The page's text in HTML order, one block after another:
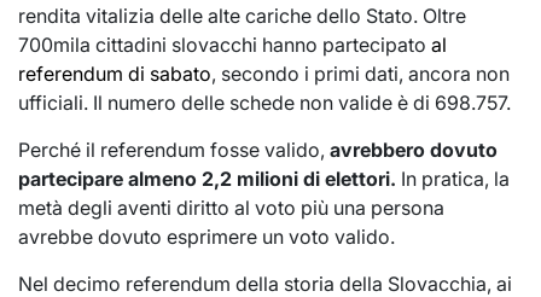
rendita vitalizia delle alte cariche dello Stato. Oltre
700mila cittadini slovacchi hanno partecipato al
referendum di sabato, secondo i primi dati, ancora non
ufficiali. Il numero delle schede non valide è di 698.757.
Perché il referendum fosse valido, avrebbero dovuto
partecipare almeno 2,2 milioni di elettori. In pratica, la
metà degli aventi diritto al voto più una persona
avrebbe dovuto esprimere un voto valido.
Nel decimo referendum della storia della Slovacchia, ai